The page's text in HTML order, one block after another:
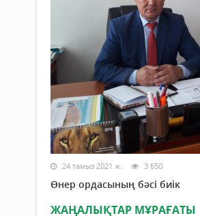
24 тамыз 2021 ж. 3 650
Өнер ордасының бәсі биік
ЖАҢАЛЫҚТАР МҰРАҒАТЫ